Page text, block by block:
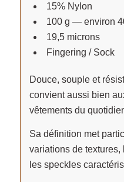
15% Nylon
100 g — environ
19,5 microns
Fingering / Sock
Douce, souple et
convient aussi bien
vêtements du
Sa définition met
variations de
les speckles